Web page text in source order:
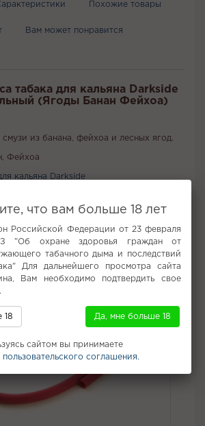
Похожие товары
Вам может понравится
табака для кальяна Darkside
(Ягоды Банан Фейхоа)
из банана, фейхоа и лесных ягод.
Фейхоа
кальяна Darkside
купить
что вам больше 18 лет
Российской Федерации от 23 февраля
"Об охране здоровья граждан от
табачного дыма и последствий
Для дальнейшего просмотра сайта
Вам необходимо подтвердить свое
18 Да, мне больше 18
сайтом вы принимаете
пользовательского соглашения.